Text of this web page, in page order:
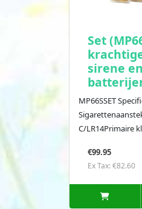
Set
sirene
MP66SSET
C/LR14Primaire
€99.95
Ex Tax: €82.60